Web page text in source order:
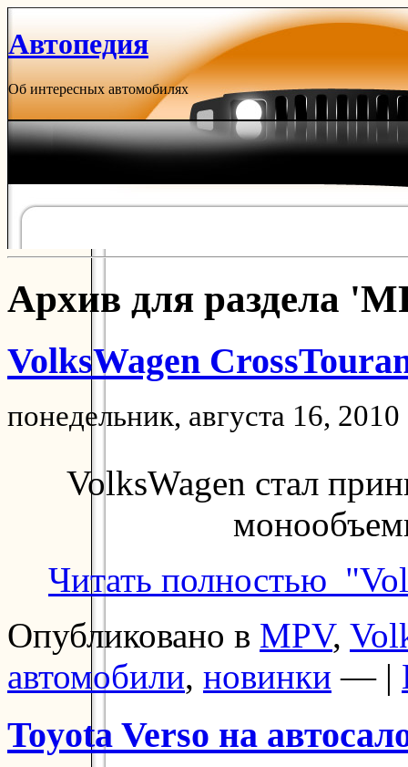
Автопедия
Об интересных автомобилях
Архив для раздела
VolksWagen
понедельник, августа 16, 2010
VolksWagen стал
Читать полностью
Опубликовано в MPV,
автомобили, новинки — |
Toyota Verso на